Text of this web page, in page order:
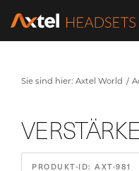
Sie sind hier: Axtel World
PRODUKT-ID: AXT-981